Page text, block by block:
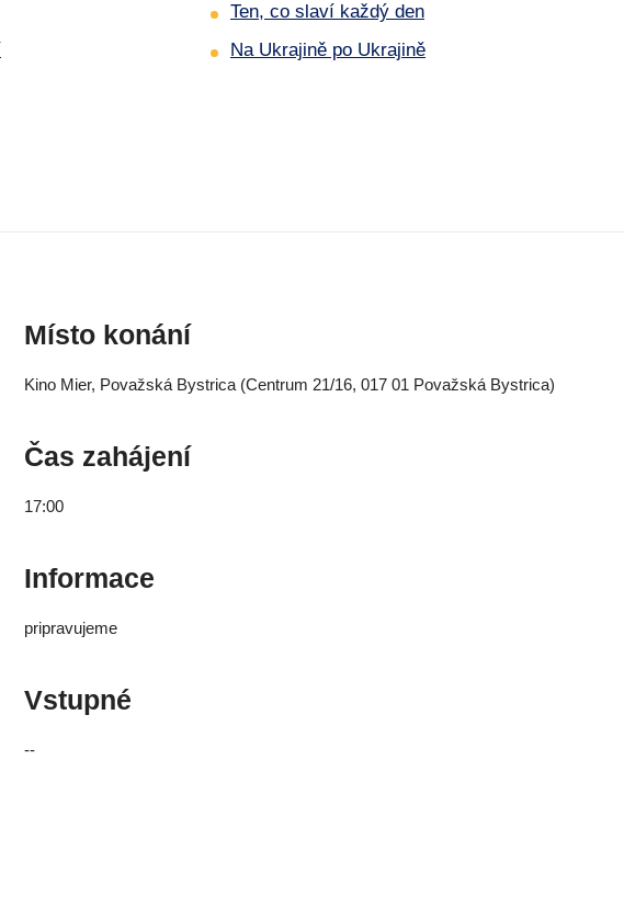
Ten, co slaví každý den
Na Ukrajině po Ukrajině
Místo konání
Kino Mier, Považská Bystrica (Centrum 21/16, 017 01 Považská Bystrica)
Čas zahájení
17:00
Informace
pripravujeme
Vstupné
--